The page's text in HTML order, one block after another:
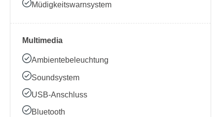
Müdigkeitswarnsystem
Multimedia
Ambientebeleuchtung
Soundsystem
USB-Anschluss
Bluetooth